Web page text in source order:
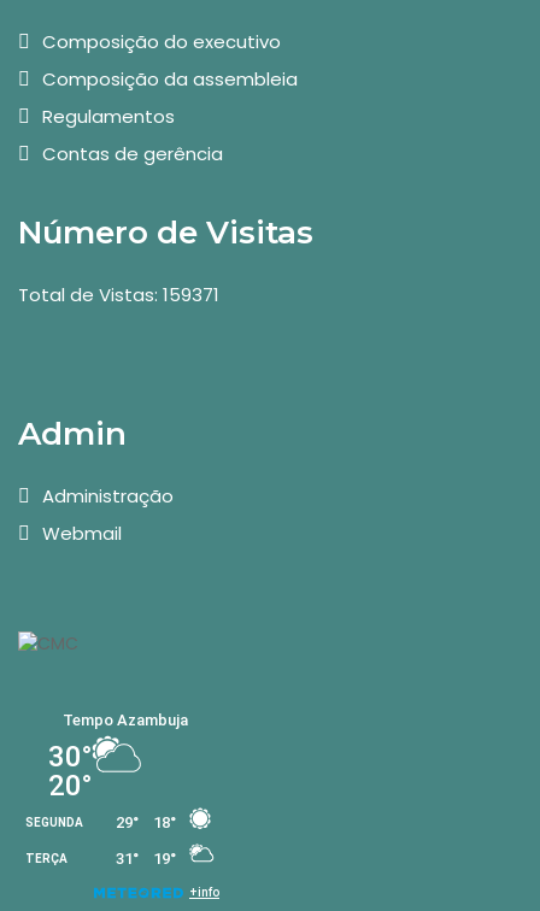
Composição do executivo
Composição da assembleia
Regulamentos
Contas de gerência
Número de Visitas
Total de Vistas: 159371
Admin
Administração
Webmail